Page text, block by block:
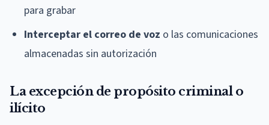
para grabar
Interceptar el correo de voz o las comunicaciones
almacenadas sin autorización
La excepción de propósito criminal o
ilícito